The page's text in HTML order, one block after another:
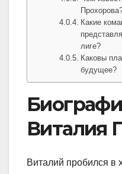
Какие
лиге?
Каковы
будущее?
Виталия
Виталий пробился в